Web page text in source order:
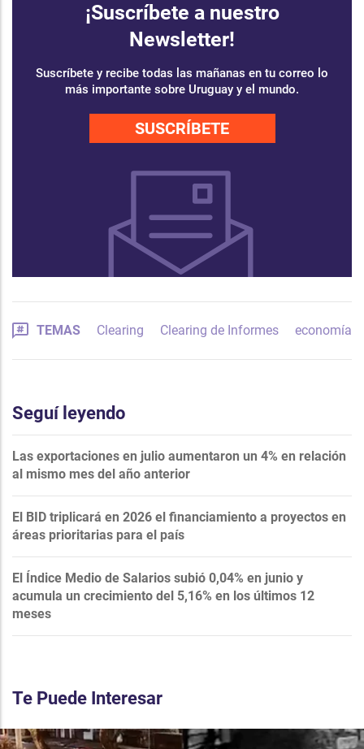
¡Suscríbete a nuestro
Newsletter!
Suscríbete y recibe todas las mañanas en tu correo lo
más importante sobre Uruguay y el mundo.
SUSCRÍBETE
TEMAS Clearing Clearing de Informes economía
Seguí leyendo
Las exportaciones en julio aumentaron un 4% en relación
al mismo mes del año anterior
El BID triplicará en 2026 el financiamiento a proyectos en
áreas prioritarias para el país
El Índice Medio de Salarios subió 0,04% en junio y
acumula un crecimiento del 5,16% en los últimos 12
meses
Te Puede Interesar